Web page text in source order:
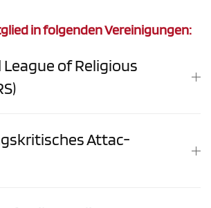
in folgenden Vereinigungen:
of Religious
Attac-